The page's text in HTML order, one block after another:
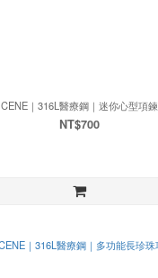
CENE｜316L醫療鋼｜迷你心型項鍊
NT$700